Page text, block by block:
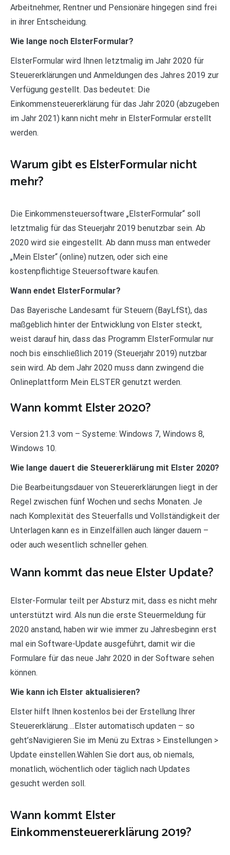
Arbeitnehmer, Rentner und Pensionäre hingegen sind frei
in ihrer Entscheidung.
Wie lange noch ElsterFormular?
ElsterFormular wird Ihnen letztmalig im Jahr 2020 für
Steuererklärungen und Anmeldungen des Jahres 2019 zur
Verfügung gestellt. Das bedeutet: Die
Einkommensteuererklärung für das Jahr 2020 (abzugeben
im Jahr 2021) kann nicht mehr in ElsterFormular erstellt
werden.
Warum gibt es ElsterFormular nicht
mehr?
Die Einkommensteuersoftware „ElsterFormular“ soll
letztmalig für das Steuerjahr 2019 benutzbar sein. Ab
2020 wird sie eingestellt. Ab dann muss man entweder
„Mein Elster“ (online) nutzen, oder sich eine
kostenpflichtige Steuersoftware kaufen.
Wann endet ElsterFormular?
Das Bayerische Landesamt für Steuern (BayLfSt), das
maßgeblich hinter der Entwicklung von Elster steckt,
weist darauf hin, dass das Programm ElsterFormular nur
noch bis einschließlich 2019 (Steuerjahr 2019) nutzbar
sein wird. Ab dem Jahr 2020 muss dann zwingend die
Onlineplattform Mein ELSTER genutzt werden.
Wann kommt Elster 2020?
Version 21.3 vom – Systeme: Windows 7, Windows 8,
Windows 10.
Wie lange dauert die Steuererklärung mit Elster 2020?
Die Bearbeitungsdauer von Steuererklärungen liegt in der
Regel zwischen fünf Wochen und sechs Monaten. Je
nach Komplexität des Steuerfalls und Vollständigkeit der
Unterlagen kann es in Einzelfällen auch länger dauern –
oder auch wesentlich schneller gehen.
Wann kommt das neue Elster Update?
Elster-Formular teilt per Absturz mit, dass es nicht mehr
unterstützt wird. Als nun die erste Steuermeldung für
2020 anstand, haben wir wie immer zu Jahresbeginn erst
mal ein Software-Update ausgeführt, damit wir die
Formulare für das neue Jahr 2020 in der Software sehen
können.
Wie kann ich Elster aktualisieren?
Elster hilft Ihnen kostenlos bei der Erstellung Ihrer
Steuererklärung….Elster automatisch updaten – so
geht’sNavigieren Sie im Menü zu Extras > Einstellungen >
Update einstellen.Wählen Sie dort aus, ob niemals,
monatlich, wöchentlich oder täglich nach Updates
gesucht werden soll.
Wann kommt Elster
Einkommensteuererklärung 2019?